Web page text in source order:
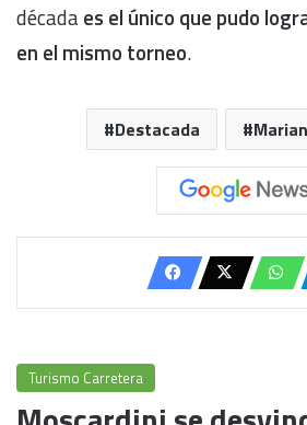
décadaes el único que pudo
en el mismo torneo.
Destacada